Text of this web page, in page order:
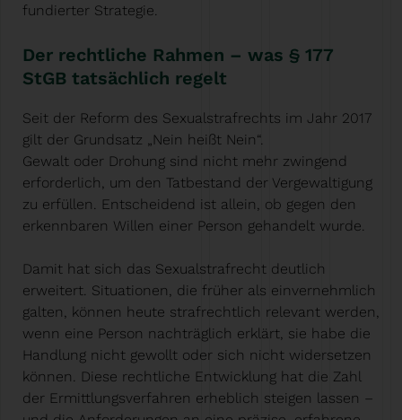
fundierter Strategie.
Der rechtliche Rahmen – was § 177
StGB tatsächlich regelt
Seit der Reform des Sexualstrafrechts im Jahr 2017
gilt der Grundsatz „Nein heißt Nein“.
Gewalt oder Drohung sind nicht mehr zwingend
erforderlich, um den Tatbestand der Vergewaltigung
zu erfüllen. Entscheidend ist allein, ob gegen den
erkennbaren Willen einer Person gehandelt wurde.
Damit hat sich das Sexualstrafrecht deutlich
erweitert. Situationen, die früher als einvernehmlich
galten, können heute strafrechtlich relevant werden,
wenn eine Person nachträglich erklärt, sie habe die
Handlung nicht gewollt oder sich nicht widersetzen
können. Diese rechtliche Entwicklung hat die Zahl
der Ermittlungsverfahren erheblich steigen lassen –